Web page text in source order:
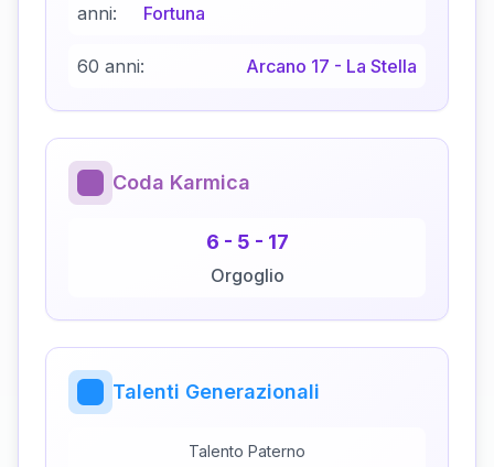
anni:
Fortuna
60 anni: Arcano 17 - La Stella
Coda Karmica
6 - 5 - 17
Orgoglio
Talenti Generazionali
Talento Paterno